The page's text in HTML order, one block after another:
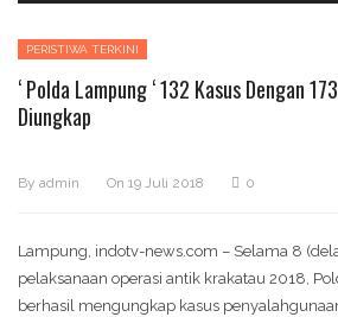
PERISTIWA TERKINI
‘ Polda Lampung ‘ 132 Kasus Dengan
Diungkap
By admin On 19 Juli 2018 0
Lampung, indotv-news.com – Selama 8
pelaksanaan operasi antik krakatau 2018,
berhasil mengungkap kasus